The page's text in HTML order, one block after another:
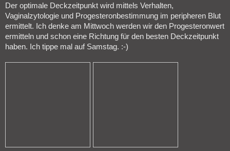
Der optimale Deckzeitpunkt wird mittels Verhalten,
Vaginalzytologie und Progesteronbestimmung im peripheren Blut
ermittelt. Ich denke am Mittwoch werden wir den Progesteronwert
ermitteln und schon eine Richtung für den besten Deckzeitpunkt
haben. Ich tippe mal auf Samstag. :-)